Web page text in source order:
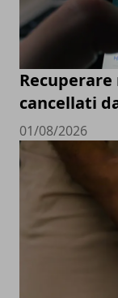
cancellati
01/08/2026